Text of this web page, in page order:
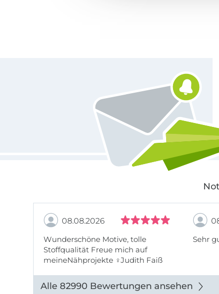
08.08.2026
Wunderschöne Motive, tolle
Stoffqualität Freue mich auf
meineNähprojekte ♀Judith Faiß
Sehr
Alle 82990 Bewertungen ansehen